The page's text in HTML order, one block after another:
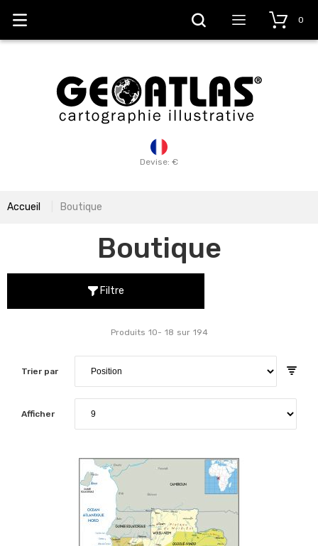
Devise: €
0
Accueil Boutique
Boutique
Filtre
Trier par
Produits 10- 18 sur 194
Afficher